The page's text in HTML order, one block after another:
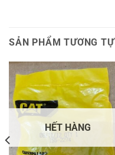
SẢN PHẨM TƯƠNG TỰ
HẾT HÀNG